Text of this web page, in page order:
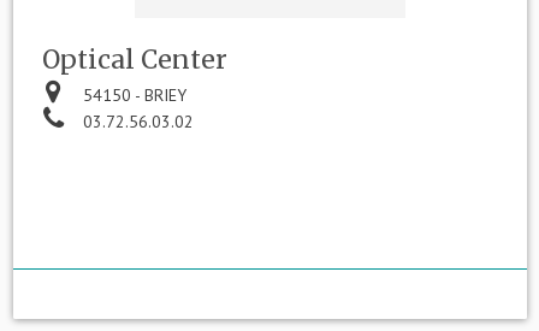
Optical Center
54150 - BRIEY
03.72.56.03.02